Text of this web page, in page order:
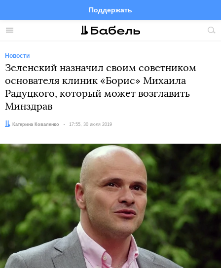
Меню
Поддержать
FacebookTelegramTwitter
Новости
Зеленский назначил своим советником
основателя клиник «Борис» Михаила
Радуцкого, который может возглавить
Минздрав
Автор:Катерина Коваленко Дата:
17:55, 30 июля 2019